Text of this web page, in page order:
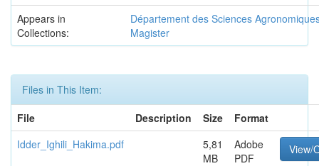
Appears in
Collections:
Département des Sciences
Magister
Files in This Item:
File
Description Size
Format
Idder_Ighili_Hakima.pdf
5,81
MB
Adobe
PDF
View/